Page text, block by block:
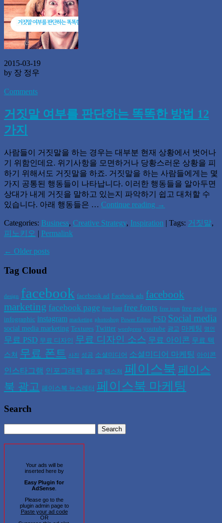
2015-03-19
by 장 정우
Comments
거짓말 여부를 판단하는 똑똑한 방법 12
가지
사람들이 거짓말을 하는 경우는 대부분 현재 상황에서 벗어나
기 위함인데요. 위기사항을 모면하거나 당황스러운 상황을 피
하기 위해서도 거짓말을 하죠. 거짓말을 하는 사람들에게는 몇
가지 공통된 행동들이 나타납니다. 이러한 행동들을 알아두면
상대가 내게 거짓을 말하고 있는지 파악하기 쉽고 대처할 수
있습니다. 아래 행동들은 … Continue reading →
Categories: Business, Creative Strategy, Inspiration | Tags: 거짓말,
피노키오 | Permalink
← Older posts
Tag Cloud
design facebook facebook ad Facebook ads facebook
marketing facebook page free font free fonts free icon free psd icons
infographic instagram marketing photoshop Power Editor PSD Social media
social media marketing Textures Twitter wordpress youtube 광고 마케팅 명언
무료 PSD 무료 디자인 무료 디자인 소스 무료 아이콘 무료 텍
스쳐 무료 폰트 사진 성공 소셜미디어 소셜미디어 마케팅 아이콘
인스타그램 인포그래픽 좋은 말 텍스쳐 페이스북 페이스
북 광고 페이스북 뉴스레터 페이스북 마케팅
Search
Your ads will be
inserted here by
Easy Plugin for
AdSense
Please go to the
plugin admin page to
Paste your ad code
OR